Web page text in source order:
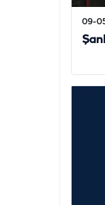
09-